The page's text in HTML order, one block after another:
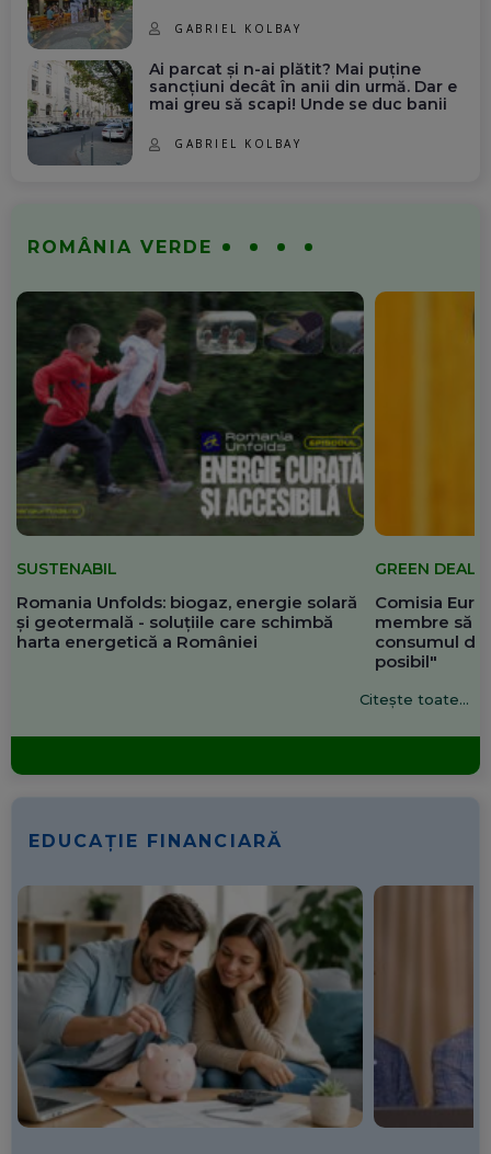
GABRIEL KOLBAY
Ai parcat și n-ai plătit? Mai puține
sancțiuni decât în anii din urmă. Dar e
mai greu să scapi! Unde se duc banii
GABRIEL KOLBAY
ROMÂNIA VERDE
SUSTENABIL
Romania Unfolds: biogaz, energie solară
și geotermală - soluțiile care schimbă
harta energetică a României
GREEN DEAL
Comisia
membre să
consumul de
posibil"
Citește toate...
EDUCAȚIE FINANCIARĂ